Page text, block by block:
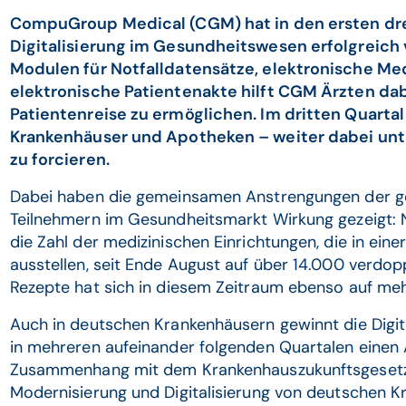
CompuGroup Medical (CGM) hat in den ersten
Digitalisierung im Gesundheitswesen
Modulen für Notfalldatensätze, elektronische
elektronische Patientenakte hilft CGM Ärzten
Patientenreise zu ermöglichen. Im dritten
Krankenhäuser und Apotheken – weiter dabei
zu forcieren.
Dabei haben die gemeinsamen Anstrengungen der
Teilnehmern im Gesundheitsmarkt Wirkung
die Zahl der medizinischen Einrichtungen, die in
ausstellen, seit Ende August auf über 14.000
Rezepte hat sich in diesem Zeitraum ebenso auf
Auch in deutschen Krankenhäusern gewinnt die
in mehreren aufeinander folgenden Quartalen
Zusammenhang mit dem
Modernisierung und Digitalisierung von deutschen